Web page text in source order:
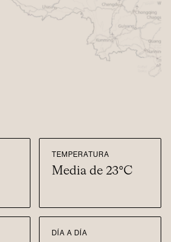
TEMPERATURA
Media de 23°C
DÍA A DÍA